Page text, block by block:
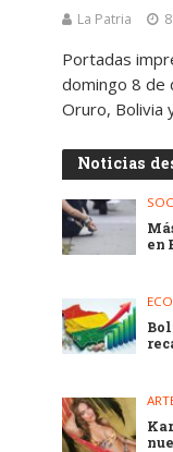
La Patria
Portadas
domingo 8 de
Oruro, Bolivia
Noticias
en